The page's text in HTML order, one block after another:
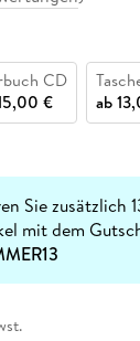
Bücher
Downloads im
CD
€
ab
Sie zusätzlich
mit dem